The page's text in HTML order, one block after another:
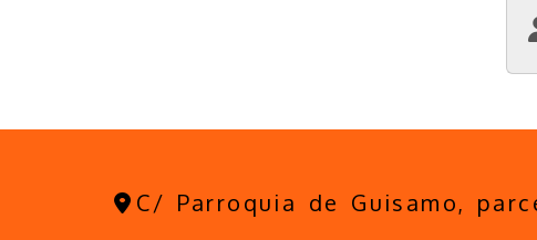
C/ Parroquia de Guisamo,